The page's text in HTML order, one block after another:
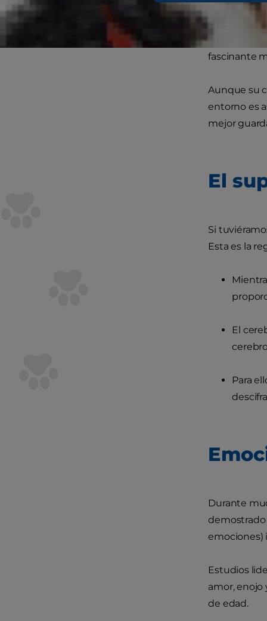
¿Alguna
cabeza?”
recientes
fascinante
Aunque su
entorno es
mejor
El
Si
Esta es la
El
Para
Durante
demostrado
emociones)
Estudios
amor, enojo
de edad.